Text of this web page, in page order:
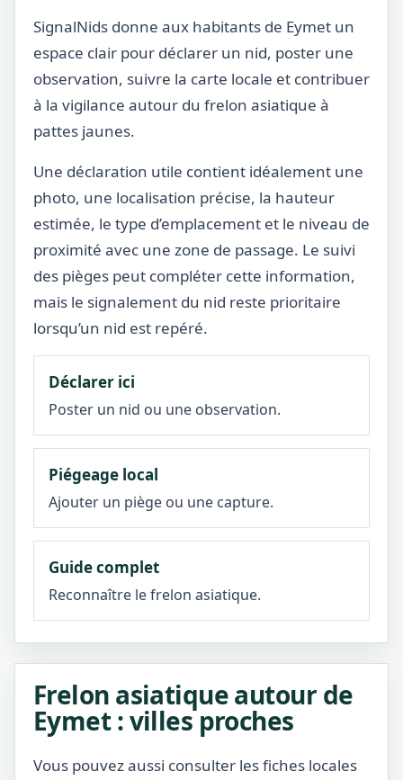
SignalNids donne aux habitants de Eymet un
espace clair pour déclarer un nid, poster une
observation, suivre la carte locale et contribuer
à la vigilance autour du frelon asiatique à
pattes jaunes.
Une déclaration utile contient idéalement une
photo, une localisation précise, la hauteur
estimée, le type d’emplacement et le niveau de
proximité avec une zone de passage. Le suivi
des pièges peut compléter cette information,
mais le signalement du nid reste prioritaire
lorsqu’un nid est repéré.
Déclarer ici
Poster un nid ou une observation.
Piégeage local
Ajouter un piège ou une capture.
Guide complet
Reconnaître le frelon asiatique.
Frelon asiatique autour de
Eymet : villes proches
Vous pouvez aussi consulter les fiches locales